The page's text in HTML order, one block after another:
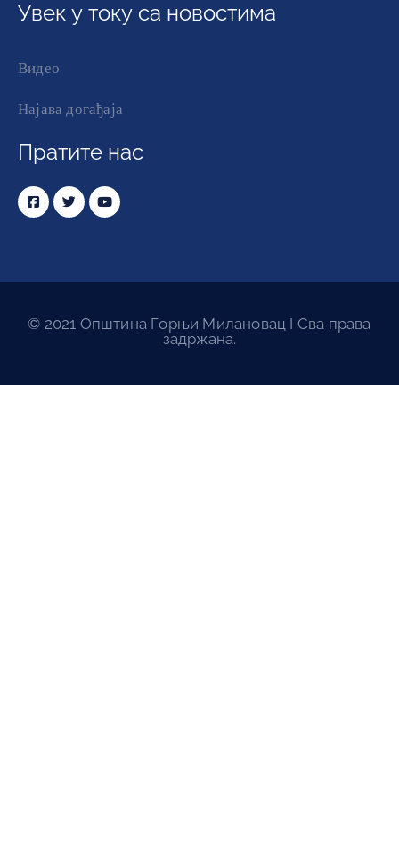
Увек у току са новостима
Видео
Најава догађаја
Пратите нас
© 2021 Општина Горњи Милановац I Сва права
задржана.